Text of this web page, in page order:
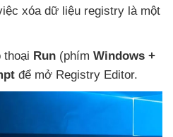
xóa dữ liệu registry là một
thoại Run (phím Windows +
để mở Registry Editor.